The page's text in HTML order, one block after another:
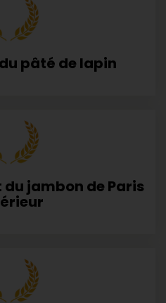
pâté de lapin
jambon de Paris